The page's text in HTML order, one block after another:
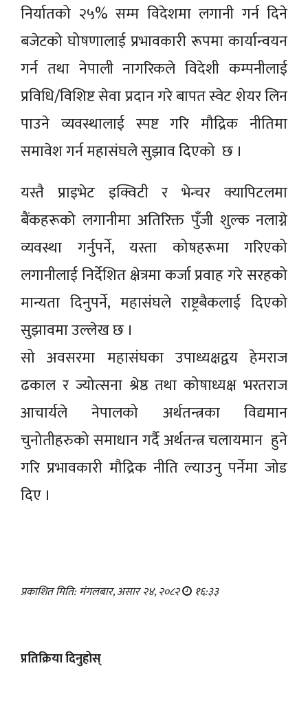
निर्यातको २५% सम्म विदेशमा लगानी गर्न दिने
बजेटको घोषणालाई प्रभावकारी रूपमा कार्यान्वयन
गर्न तथा नेपाली नागरिकले विदेशी कम्पनीलाई
प्रविधि/विशिष्ट सेवा प्रदान गरे बापत स्वेट शेयर लिन
पाउने व्यवस्थालाई स्पष्ट गरि मौद्रिक नीतिमा
समावेश गर्न महासंघले सुझाव दिएको छ ।
यस्तै प्राइभेट इक्विटी र भेन्चर क्यापिटलमा
बैंकहरूको लगानीमा अतिरिक्त पुँजी शुल्क नलाग्ने
व्यवस्था गर्नुपर्ने, यस्ता कोषहरूमा गरिएको
लगानीलाई निर्देशित क्षेत्रमा कर्जा प्रवाह गरे सरहको
मान्यता दिनुपर्ने, महासंघले राष्ट्रबैकलाई दिएको
सुझावमा उल्लेख छ ।
सो अवसरमा महासंघका उपाध्यक्षद्वय हेमराज
ढकाल र ज्योत्सना श्रेष्ठ तथा कोषाध्यक्ष भरतराज
आचार्यले नेपालको अर्थतन्त्रका विद्यमान
चुनोतीहरुको समाधान गर्दै अर्थतन्त्र चलायमान हुने
गरि प्रभावकारी मौद्रिक नीति ल्याउनु पर्नेमा जोड
दिए ।
प्रकाशित मिति: मंगलबार, असार २४, २०८२ १६:३३
प्रतिक्रिया दिनुहोस्